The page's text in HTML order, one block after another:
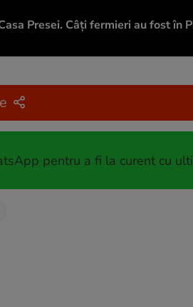
Presei. Câți fermieri au fost în
pentru a fi la curent cu